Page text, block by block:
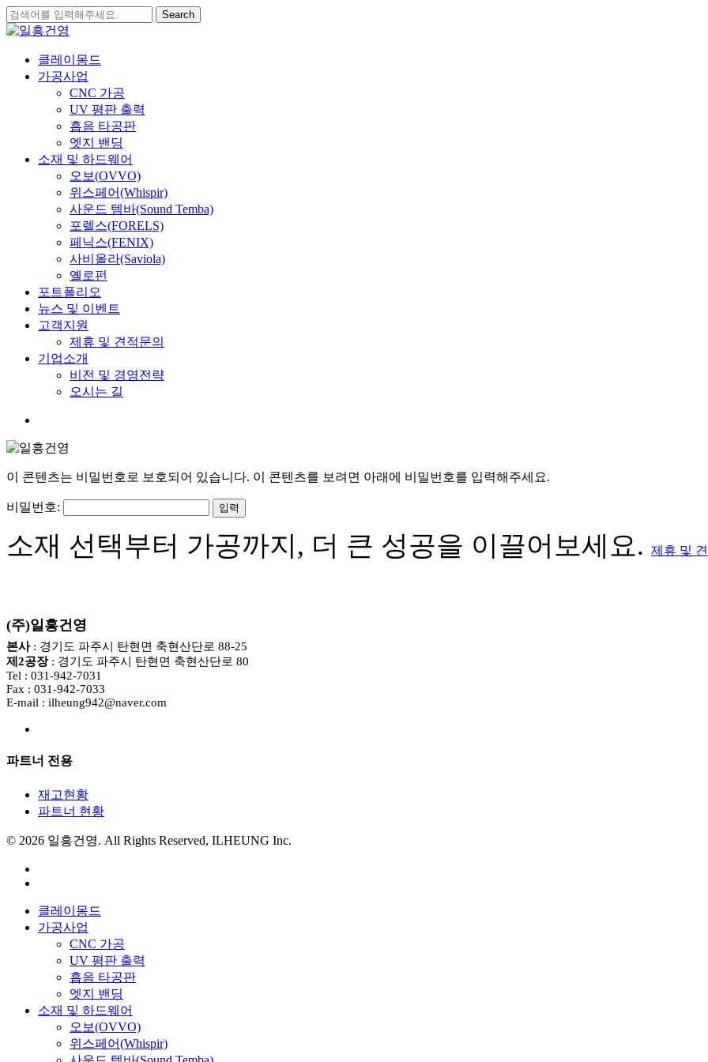
Skip
to
main
content
Search
Close
search
Menu
클레이몽드
가공사업
CNC 가공
UV 평판 출력
흡음 타공판
엣지 밴딩
소재 및 하드웨어
오보(OVVO)
위스페어(Whispir)
사운드 템바(Sound Temba)
포렐스(FORELS)
페닉스(FENIX)
사비올라(Saviola)
옐로펀
포트폴리오
뉴스 및 이벤트
고객지원
제휴 및 견적문의
기업소개
비전 및 경영전략
오시는 길
이 콘텐츠는 비밀번호로 보호되어 있습니다. 이 콘텐츠를 보려면 아래에 비밀번호를 입력해주세요.
비밀번호:
소재 선택부터 가공까지, 더 큰 성공을 이끌어보세요. 제휴 및
(주)일흥건영
본사: 경기도 파주시 탄현면 축현산단로 88-25
제2공장: 경기도 파주시 탄현면 축현산단로 80
Tel : 031-942-7031
Fax : 031-942-7033
E-mail : ilheung942@naver.com
파트너 전용
재고현황
파트너 현황
© 2026 일흥건영. All Rights Reserved, ILHEUNG Inc.
Close
Menu
클레이몽드
가공사업
CNC 가공
UV 평판 출력
흡음 타공판
엣지 밴딩
소재 및 하드웨어
오보(OVVO)
위스페어(Whispir)